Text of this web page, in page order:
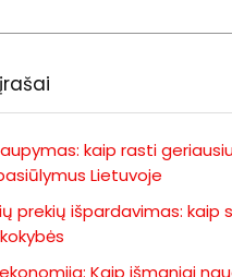
kaip rasti
Lietuvoje
prekių išpardavimas: kaip
Kaip išmaniai